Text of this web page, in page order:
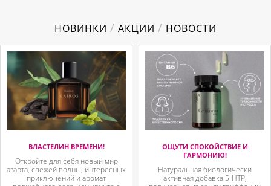
НОВИНКИ / АКЦИИ / НОВОСТИ
ВЛАСТЕЛИН ВРЕМЕНИ!
Откройте для себя новый мир
азарта, свежей волны, интересных
приключений и аромат
ОЩУТИ СПОКОЙСТВИЕ И
ГАРМОНИЮ!
Натуральная биологически
активная добавка 5-HTP,